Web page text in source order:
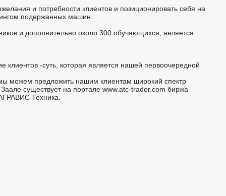
и потребности клиентов и позиционировать себя на
подержанных машин.
и дополнительно около 300 обучающихся, является
-суть, которая является нашей первоочередной
можем предложить нашим клиентам широкий спектр
существует на портале www.atc-trader.com биржа
Техника.